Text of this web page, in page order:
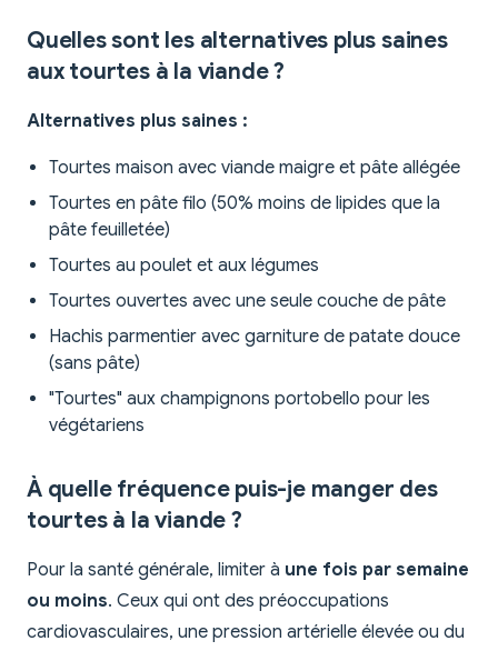
Quelles sont les alternatives plus saines
aux tourtes à la viande ?
Alternatives plus saines :
Tourtes maison avec viande maigre et pâte allégée
Tourtes en pâte filo (50% moins de lipides que la
pâte feuilletée)
Tourtes au poulet et aux légumes
Tourtes ouvertes avec une seule couche de pâte
Hachis parmentier avec garniture de patate douce
(sans pâte)
"Tourtes" aux champignons portobello pour les
végétariens
À quelle fréquence puis-je manger des
tourtes à la viande ?
Pour la santé générale, limiter à une fois par semaine
ou moins. Ceux qui ont des préoccupations
cardiovasculaires, une pression artérielle élevée ou du